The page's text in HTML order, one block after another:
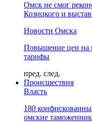
Омск не смог
Козицкого и
Новости Омска
Повышение цен на
тарифы
пред. след.
Происшествия
Власть
180
омские